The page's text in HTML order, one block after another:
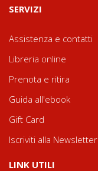
SERVIZI
Assistenza e contatti
Libreria online
Prenota e ritira
Guida all'ebook
Gift Card
Iscriviti alla Newsletter
LINK UTILI